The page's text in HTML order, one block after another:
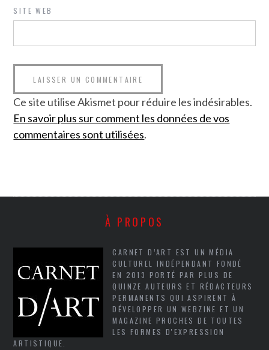
SITE WEB
Ce site utilise Akismet pour réduire les indésirables.
En savoir plus sur comment les données de vos
commentaires sont utilisées.
À PROPOS
CARNET D’ART EST UN MÉDIA
CULTUREL INDÉPENDANT FONDÉ
EN 2013 PORTÉ PAR PLUS DE
QUINZE AUTEURS ET RÉDACTEURS
PERMANENTS QUI ASPIRENT À
DÉVELOPPER UN WEBZINE ET UN
MAGAZINE PROCHES DE TOUTES
LES FORMES D'EXPRESSION
ARTISTIQUE.